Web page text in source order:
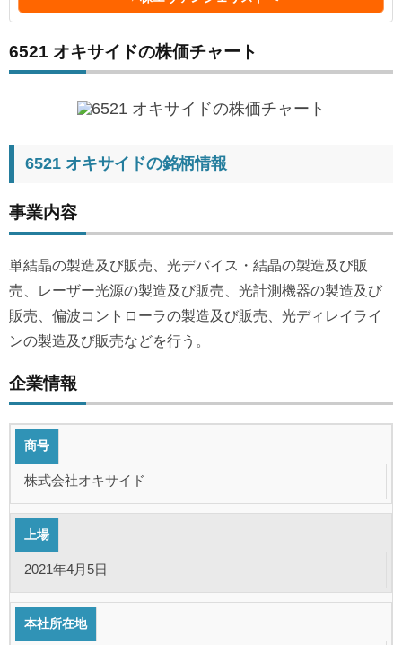
6521 オキサイドの株価チャート
6521 オキサイドの銘柄情報
事業内容
単結晶の製造及び販売、光デバイス・結晶の製造及び販
売、レーザー光源の製造及び販売、光計測機器の製造及び
販売、偏波コントローラの製造及び販売、光ディレイライ
ンの製造及び販売などを行う。
企業情報
商号
株式会社オキサイド
上場
2021年4月5日
本社所在地